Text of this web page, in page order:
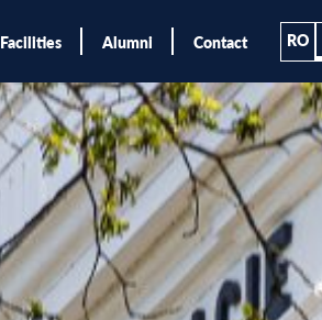
Facilities Alumni Contact RO